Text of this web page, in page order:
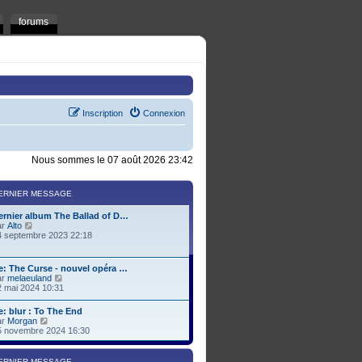
forums
Connexion
Inscription
Nous sommes le 07 août 2026 23:42
MESSAGE
album The Ballad of D…
Alto
o
l
t
e
r
l
e
d
e
r
septembre 2023 22:18
The Curse - nouvel opéra …
melaeuland
s
u
l
t
e
mai 2024 10:31
blur : To The End
Morgan
o
n
s
u
novembre 2024 16:30